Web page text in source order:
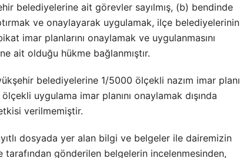
belediyelerine ait görevler sayılmış, (b) bendinde
ve onaylayarak uygulamak, ilçe belediyelerinin
imar planlarını onaylamak ve uygulanmasını
ait olduğu hükme bağlanmıştır.
belediyelerine 1/5000 ölçekli nazım imar planı
uygulama imar planını onaylamak dışında
verilmemiştir.
dosyada yer alan bilgi ve belgeler ile dairemizin
tarafından gönderilen belgelerin incelenmesinden,